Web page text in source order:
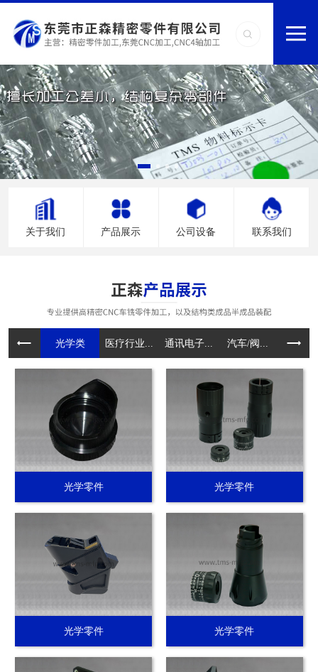
关于我们 产品展示 公司设备 联系我们
光学类 医疗行业... 通讯电子... 汽车/阀... 电动工
光学零件 光学零件
光学零件 光学零件